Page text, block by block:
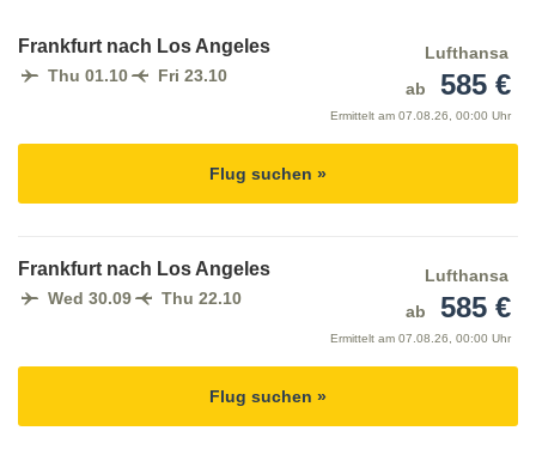
Frankfurt nach Los Angeles
Thu 01.10 Fri 23.10
Lufthansa
ab
585 €
Ermittelt am 07.08.26, 00:00 Uhr
Flug suchen »
Frankfurt nach Los Angeles
Wed 30.09 Thu 22.10
Lufthansa
ab
585 €
Ermittelt am 07.08.26, 00:00 Uhr
Flug suchen »